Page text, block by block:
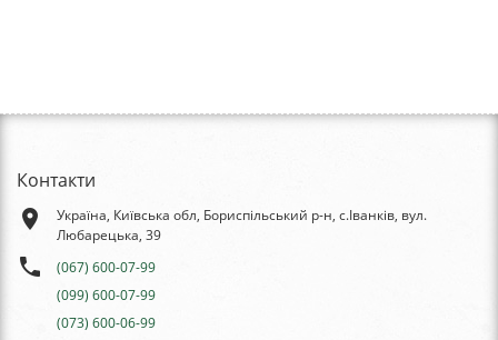
Контакти
place
Україна, Київська обл, Бориспільський р-н, с.Іванків, вул.
Любарецька, 39
phone
(067) 600-07-99
(099) 600-07-99
(073) 600-06-99